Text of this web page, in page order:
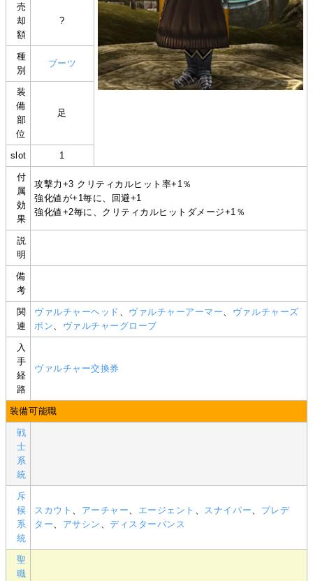
売
却
額
?
種
別
ブーツ
装
備
部
位
足
slot 1
付
属
効
果
攻撃力+3 クリティカルヒット率+1％
強化値が+1毎に、回避+1
強化値+2毎に、クリティカルヒットダメージ+1％
説
明
備
考
関
連
ヴァルチャーヘッド ヴァルチャーアーマー
ヴァルチャーズ
ボン
ヴァルチャーグローブ
入
手
経
路
ヴァルチャー交換券
装備可能職
戦
士
系
統
斥
候
系
統
スカウト アーチャー エージェント スナイパー
プレデ
ター
アサシン 、ディスターバンス
聖
職